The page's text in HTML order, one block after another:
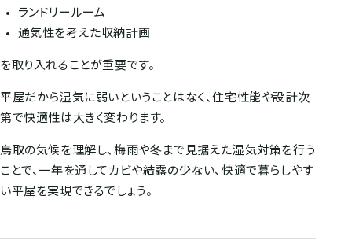
ランドリールーム
通気性を考えた収納計画
を取り入れることが重要です。
平屋だから湿気に弱いということはなく、住宅性能や設計次
第で快適性は大きく変わります。
鳥取の気候を理解し、梅雨や冬まで見据えた湿気対策を行う
ことで、一年を通してカビや結露の少ない、快適で暮らしやす
い平屋を実現できるでしょう。